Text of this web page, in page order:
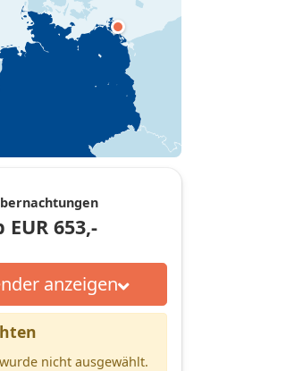
EUR 653,-
anzeigen
nicht ausgewählt.